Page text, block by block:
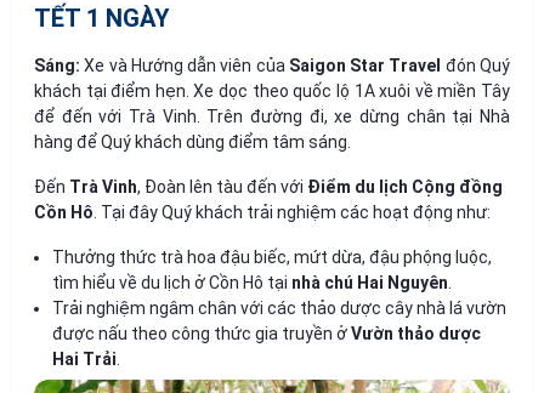
TẾT 1 NGÀY
Sáng: Xe và Hướng dẫn viên của Saigon Star Travel đón Quý
khách tại điểm hẹn. Xe dọc theo quốc lộ 1A xuôi về miền Tây
để đến với Trà Vinh. Trên đường đi, xe dừng chân tại Nhà
hàng đểQuý khách dùng điểm tâm sáng.
Đến Trà Vinh, Đoàn lên tàu đến với Điểm du lịch Cộng đồng
Cồn Hô . Tại đây Quý khách trải nghiệm các hoạt động như:
Thưởng thức trà hoa đậu biếc, mứt dừa, đậu phộng luộc,
tìm hiểu về du lịch ở Cồn Hô tại nhà chú Hai Nguyên
Trải nghiệm ngâm chân với các thảo dược cây nhà lá vườn
được nấu theo công thức gia truyền ởVườn thảo dược
Hai Trải